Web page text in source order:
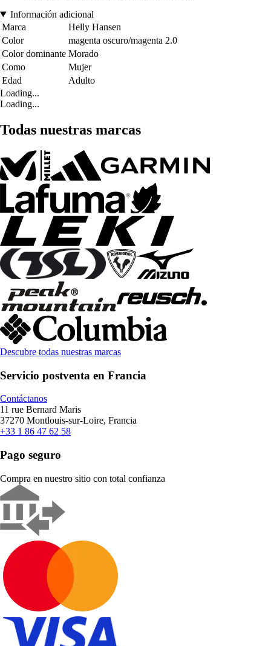
Información adicional
Marca
Helly Hansen
Color
magenta oscuro/magenta 2.0
Color dominante Morado
Como
Mujer
Edad
Adulto
Loading...
Loading...
Todas nuestras marcas
Descubre todas nuestras marcas
Servicio postventa en Francia
Contáctanos
11 rue Bernard Maris
37270 Montlouis-sur-Loire, Francia
+33 1 86 47 62 58
Pago seguro
Compra en nuestro sitio con total confianza